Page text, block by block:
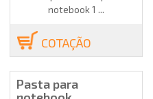
notebook 1 ...
COTAÇÃO
Pasta para